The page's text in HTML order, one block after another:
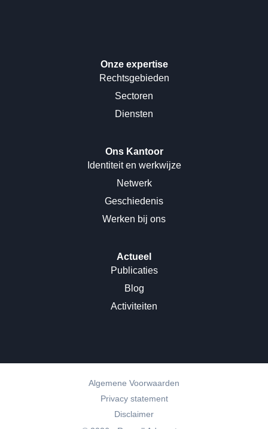
Onze expertise
Rechtsgebieden
Sectoren
Diensten
Ons Kantoor
Identiteit en werkwijze
Netwerk
Geschiedenis
Werken bij ons
Actueel
Publicaties
Blog
Activiteiten
Algemene Voorwaarden
Privacy statement
Disclaimer